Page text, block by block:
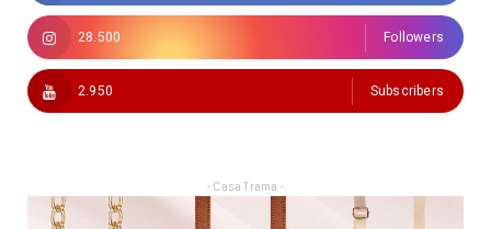
28.500 Followers
2.950 Subscribers
- Casa Trama -